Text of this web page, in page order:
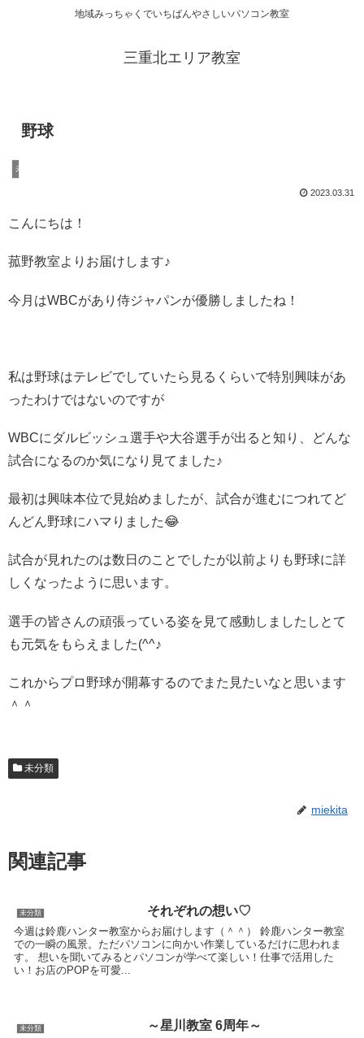
地域みっちゃくでいちばんやさしいパソコン教室
三重北エリア教室
野球
未分類
2023.03.31
こんにちは！
菰野教室よりお届けします♪
今月はWBCがあり侍ジャパンが優勝しましたね！
私は野球はテレビでしていたら見るくらいで特別興味があ
ったわけではないのですが
WBCにダルビッシュ選手や大谷選手が出ると知り、どんな
試合になるのか気になり見てました♪
最初は興味本位で見始めましたが、試合が進むにつれてど
んどん野球にハマりました😂
試合が見れたのは数日のことでしたが以前よりも野球に詳
しくなったように思います。
選手の皆さんの頑張っている姿を見て感動しましたしとて
も元気をもらえました(^^♪
これからプロ野球が開幕するのでまた見たいなと思います
＾＾
未分類
miekita
関連記事
未分類 それぞれの想い♡
今週は鈴鹿ハンター教室からお届けします（＾＾） 鈴鹿ハンター教室
での一瞬の風景。ただパソコンに向かい作業しているだけに思われま
す。 想いを聞いてみるとパソコンが学べて楽しい！仕事で活用した
い！お店のPOPを可愛...
未分類 ～星川教室 6周年～